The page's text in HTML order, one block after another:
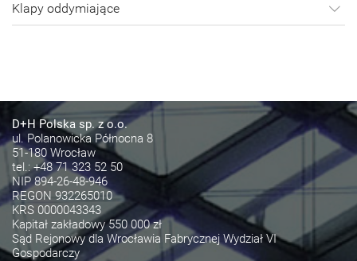
Klapy oddymiające
D+H Polska sp. z o.o.
ul. Polanowicka Północna 8
51-180 Wrocław
tel.:+48 71 323 52 50
NIP 894-26-48-946
REGON 932265010
KRS 0000043343
Kapitał zakładowy 550 000 zł
Sąd Rejonowy dla Wrocławia Fabrycznej Wydział VI
Gospodarczy